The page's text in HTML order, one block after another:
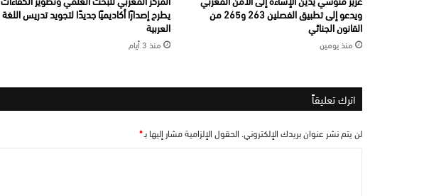
ويدعو إلى تطبيق الفصلين 263 و265 من
القانون الجنائي
منذ يومين
يطرح إصدارًا أكاديميًا جديدًا لتجويد تدريس اللغة
العربية
منذ 3 أيام
اترك تعليقاً
لن يتم نشر عنوان بريدك الإلكتروني. الحقول الإلزامية مشار إليها بـ*